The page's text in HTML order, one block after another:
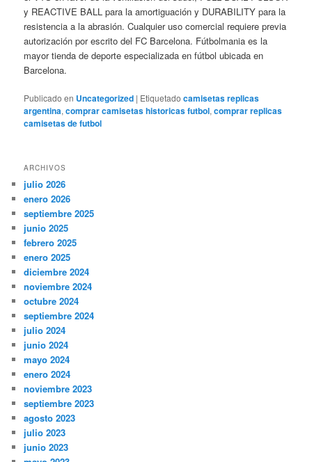
y REACTIVE BALL para la amortiguación y DURABILITY para la
resistencia a la abrasión. Cualquier uso comercial requiere previa
autorización por escrito del FC Barcelona. Fútbolmania es la
mayor tienda de deporte especializada en fútbol ubicada en
Barcelona.
Publicado en Uncategorized | Etiquetado camisetas replicas
argentina,comprar camisetas historicas futbol,comprar replicas
camisetas de futbol
ARCHIVOS
julio 2026
enero 2026
septiembre 2025
junio 2025
febrero 2025
enero 2025
diciembre 2024
noviembre 2024
octubre 2024
septiembre 2024
julio 2024
junio 2024
mayo 2024
enero 2024
noviembre 2023
septiembre 2023
agosto 2023
julio 2023
junio 2023